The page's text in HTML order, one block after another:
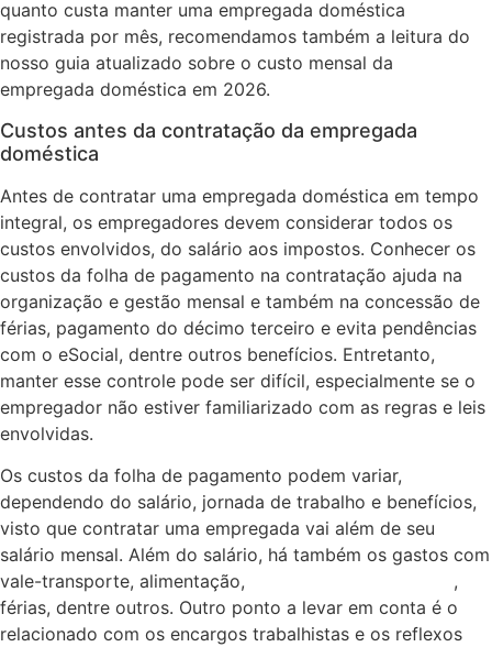
quanto custa manter uma empregada doméstica
registrada por mês, recomendamos também a leitura do
nosso guia atualizado sobre o custo mensal da
empregada doméstica em 2026.
Custos antes da contratação da empregada
doméstica
Antes de contratar uma empregada doméstica em tempo
integral, os empregadores devem considerar todos os
custos envolvidos, do salário aos impostos. Conhecer os
custos da folha de pagamento na contratação ajuda na
organização e gestão mensal e também na concessão de
férias, pagamento do décimo terceiro e evita pendências
com o eSocial, dentre outros benefícios. Entretanto,
manter esse controle pode ser difícil, especialmente se o
empregador não estiver familiarizado com as regras e leis
envolvidas.
Os custos da folha de pagamento podem variar,
dependendo do salário, jornada de trabalho e benefícios,
visto que contratar uma empregada vai além de seu
salário mensal. Além do salário, há também os gastos com
vale-transporte, alimentação,
,
férias, dentre outros. Outro ponto a levar em conta é o
relacionado com os encargos trabalhistas e os reflexos